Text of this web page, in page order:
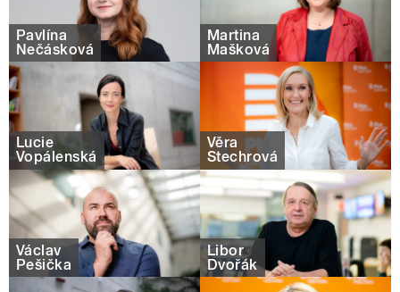
Pavlína
Nečásková
Martina
Mašková
Lucie
Vopálenská
Věra
Štechrová
Václav
Pešička
Libor
Dvořák